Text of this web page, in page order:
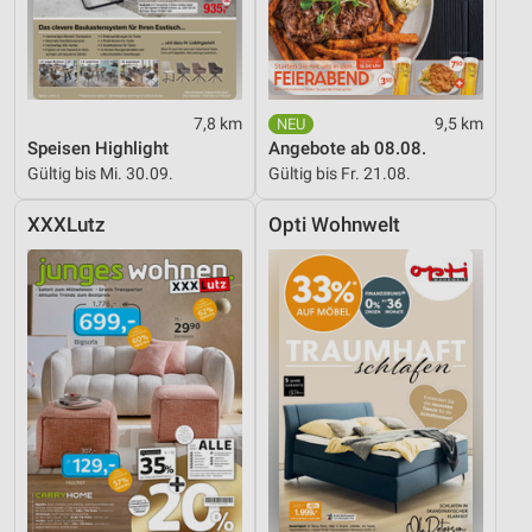
7,8 km
Speisen Highlight
Gültig bis Mi. 30.09.
9,5 km
Angebote ab 08.08.
Gültig bis Fr. 21.08.
XXXLutz Opti Wohnwelt
Analyse von Zielgruppen durch Statistiken oder
Kombinationen von Daten aus verschiedenen
Quellen
Entwicklung und Verbesserung der Angebote
Verwendung reduzierter Daten zur Auswahl von
Inhalten
Geräte anhand von aktiv angeforderten
Informationen identifizieren
Nicht-IAB-Verarbeitungszwecke:
Notwendig
Performance
Funktional